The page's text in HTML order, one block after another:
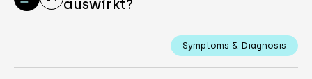
auswirkt?
Symptoms & Diagnosis